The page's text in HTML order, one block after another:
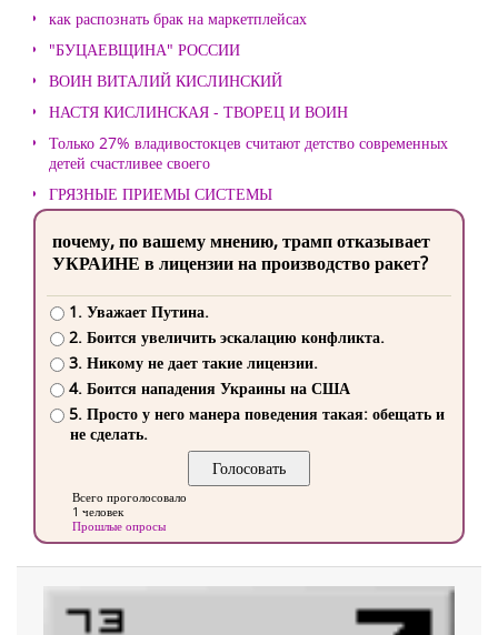
как распознать брак на маркетплейсах
"БУЦАЕВЩИНА" РОССИИ
ВОИН ВИТАЛИЙ КИСЛИНСКИЙ
НАСТЯ КИСЛИНСКАЯ - ТВОРЕЦ И ВОИН
Только 27% владивостокцев считают детство современных
детей счастливее своего
ГРЯЗНЫЕ ПРИЕМЫ СИСТЕМЫ
почему, по вашему мнению, трамп отказывает
УКРАИНЕ в лицензии на производство ракет?
1. Уважает Путина.
2. Боится увеличить эскалацию конфликта.
3. Никому не дает такие лицензии.
4. Боится нападения Украины на США
5. Просто у него манера поведения такая: обещать и
не сделать.
Всего проголосовало
1 человек
Прошлые опросы